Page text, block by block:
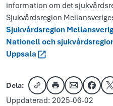
information om det
Sjukvårdsregion
Sjukvårdsregion
Nationell och
Uppsala
Dela:
Kopiera länk
Skriv utDela via
Dela
Uppdaterad: 2025-06-02